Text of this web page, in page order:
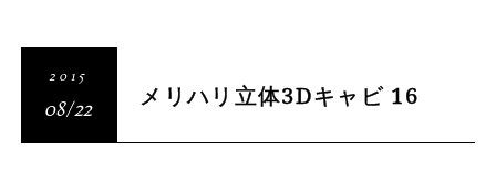
2015
08/22 メリハリ立体3Dキャビ 16